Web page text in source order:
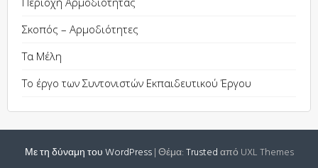
Σκοπός – Αρμοδιότητες
Τα Μέλη
Το έργο των Συντονιστών Εκπαιδευτικού Έργου
Με τη δύναμη του WordPress|Θέμα:Trustedαπό UXL Themes